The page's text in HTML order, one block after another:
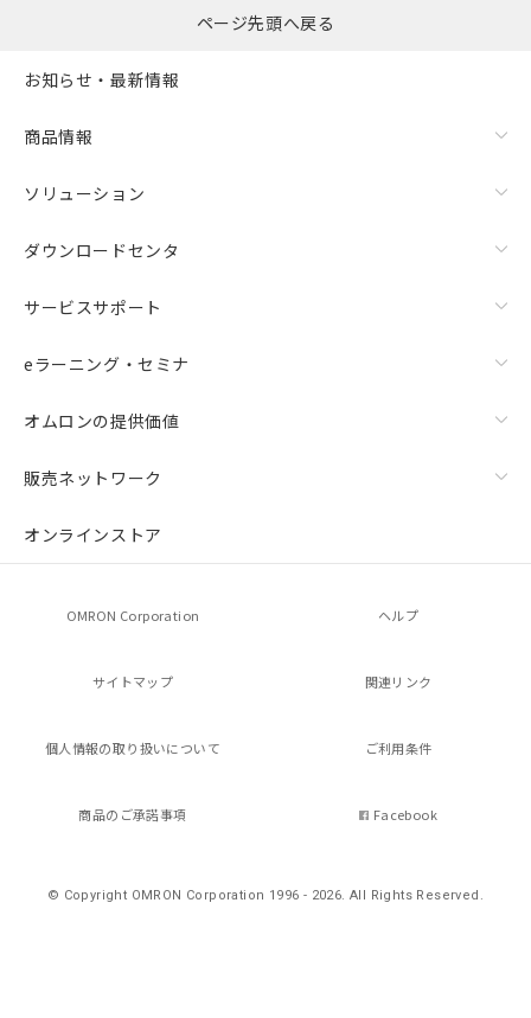
ページ先頭へ戻る
お知らせ・最新情報
商品情報
ソリューション
ダウンロードセンタ
サービスサポート
eラーニング・セミナ
オムロンの提供価値
販売ネットワーク
オンラインストア
OMRON Corporation ヘルプ
サイトマップ 関連リンク
個人情報の取り扱いについて ご利用条件
商品のご承諾事項 Facebook
© Copyright OMRON Corporation 1996 - 2026.All Rights Reserved.
指します。